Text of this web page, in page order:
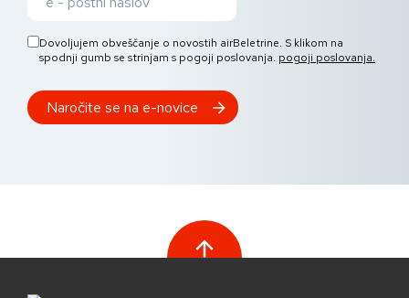
Dovoljujem obveščanje o novostih airBeletrine. S klikom na
spodnji gumb se strinjam s pogoji poslovanja. pogoji poslovanja.